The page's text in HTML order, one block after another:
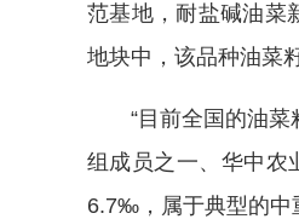
范基地，耐盐碱油菜
地块中，该品种油菜
“目前全国的油
组成员之一、华中
6.7‰，属于典型的中